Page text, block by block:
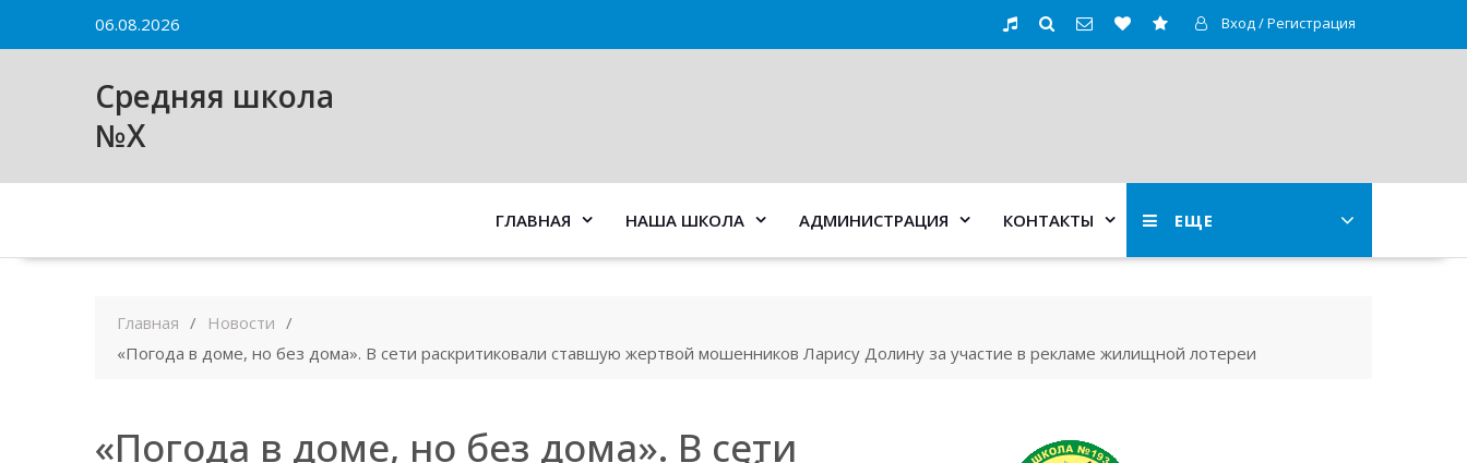
06.08.2026 Вход / Регистрация
Средняя школа
№X
ЕЩЕ
ГЛАВНАЯ НАША ШКОЛА АДМИНИСТРАЦИЯ КОНТАКТЫ
Главная
Новости
«Погода в доме, но без дома». В сети раскритиковали ставшую жертвой мошенников Ларису Долину за участие в рекламе жилищной лотереи
«Погода в доме, но без дома». В сети